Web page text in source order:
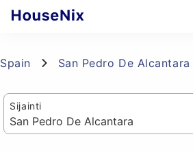
Spain San Pedro De Alcantara
Sijainti